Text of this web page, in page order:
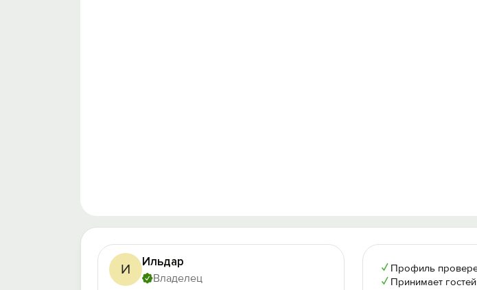
И Ильдар
Владелец
✓ Профиль
✓ Принимает